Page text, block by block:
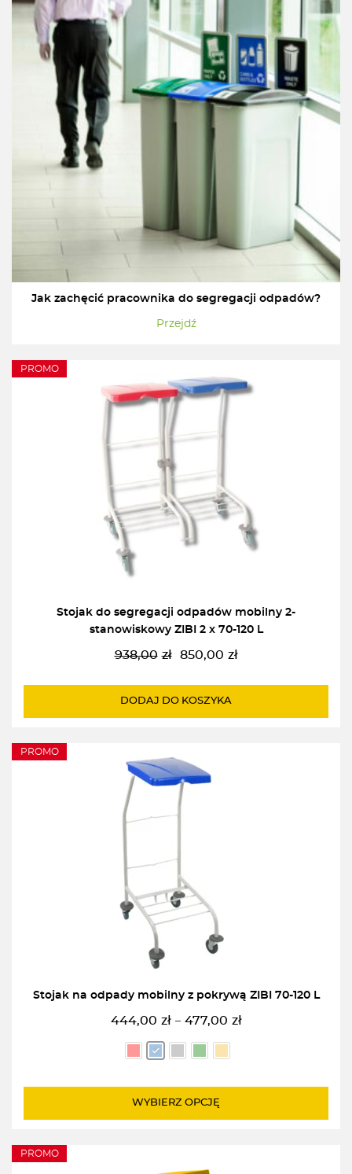
Jak zachęcić pracownika do segregacji odpadów?
Przejdź
PROMO
Stojak do segregacji odpadów mobilny 2-
stanowiskowy ZIBI 2 x 70-120 L
938,00 zł
Pierwotna
wynosiła:
850,00 zł
Aktualna
wynosi:
DODAJ DO KOSZYKA
PROMO
Stojak na odpady mobilny z pokrywą ZIBI 70-120 L
444,00 zł – 477,00 zł
Zakres
cen:
od
do
WYBIERZ OPCJĘ
PROMO